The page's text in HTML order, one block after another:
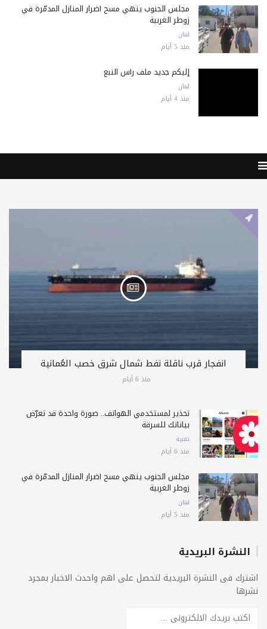
مجلس الجنوب ينهي مسح أضرار المنازل المدمّرة في
زوطر الغربية
لبنان
منذ 5 أيام
إليكم جديد ملف رأس النبع
لبنان
منذ 4 أيام
انفجار قرب ناقلة نفط شمال شرق خصب العُمانية
منذ 6 أيام
تحذير لمستخدمي الهواتف.. صورة واحدة قد تعرّض
بياناتك للسرقة
تقنية
منذ 6 أيام
مجلس الجنوب ينهي مسح أضرار المنازل المدمّرة في
زوطر الغربية
لبنان
منذ 5 أيام
النشرة البريدية
اشترك فى النشرة البريدية لتحصل على اهم واحدث الاخبار بمجرد
نشرها